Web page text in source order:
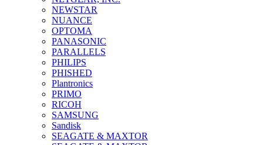
NEWSTAR
NUANCE
OPTOMA
PANASONIC
PARALLELS
PHILIPS
PHISHED
Plantronics
PRIMO
RICOH
SAMSUNG
Sandisk
SEAGATE & MAXTOR